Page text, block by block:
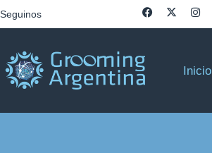
Seguinos
Inicio